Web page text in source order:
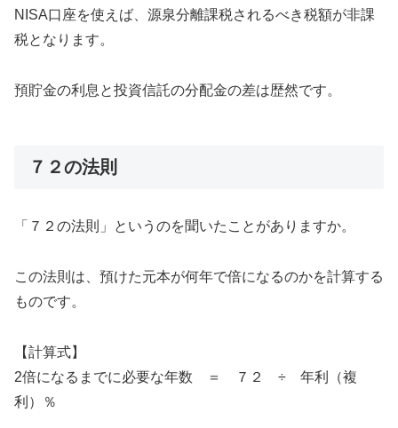
NISA口座を使えば、源泉分離課税されるべき税額が非課
税となります。
預貯金の利息と投資信託の分配金の差は歴然です。
７２の法則
「７２の法則」というのを聞いたことがありますか。
この法則は、預けた元本が何年で倍になるのかを計算する
ものです。
【計算式】
2倍になるまでに必要な年数 ＝ ７２ ÷ 年利（複
利）％